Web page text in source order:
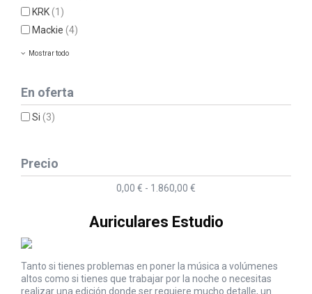
KRK(1)
Mackie(4)
Mostrar todo
En oferta
Si(3)
Precio
0,00 € - 1.860,00 €
Auriculares Estudio
Tanto si tienes problemas en poner la música a volúmenes
altos como si tienes que trabajar por la noche o necesitas
realizar una edición donde ser requiere mucho detalle, un